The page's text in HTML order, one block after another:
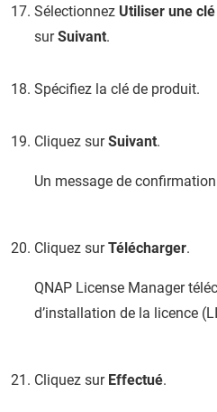
Sélectionnez Utiliser une
surSuivant.
Spécifiez la clé de produit.
Cliquez surSuivant.
Un message de
Cliquez surTélécharger.
QNAP License Manager
d’installation de la licence
Cliquez sur Effectué.